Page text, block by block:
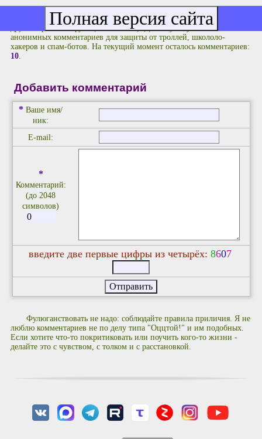
Вы не зарегистрированы.Зарегистрируйтесьиливойдите в
, чтобы не набирать каждый раз проверочный код (и иметь
другие приятные функции на сайте). Действует суточный лимит
анонимных комментариев для защиты от троллей, школоло-
хакеров и спам-ботов. На текущий момент осталось комментариев:
10.
Добавить комментарий
* Ваше имя/
ник:
E-mail:
*
Комментарий:
(до 2048
символов)
введите две первые цифры из четырёх: 8607
Фулюганствовать не надо: соблюдайте правила приличия. Я не
люблю комментариев не по делу типа "Оццтой!" и им подобных.
Если хотите что-то покритиковать или поучить кого-то жизни -
делайте это с чувством, с толком и с расстановкой.